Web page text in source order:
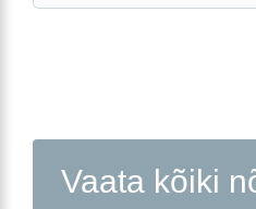
Vaata kõiki